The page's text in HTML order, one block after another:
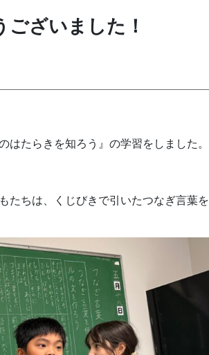
ざいました！
たらきを知ろう』の学習をしました。
たちは、くじびきで引いたつなぎ言葉を